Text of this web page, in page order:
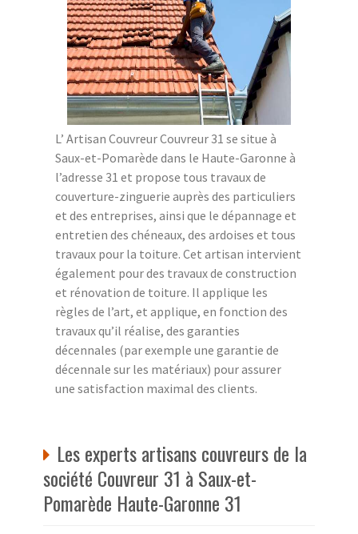
L’ Artisan Couvreur Couvreur 31 se situe à
Saux-et-Pomarède dans le Haute-Garonne à
l’adresse 31 et propose tous travaux de
couverture-zinguerie auprès des particuliers
et des entreprises, ainsi que le dépannage et
entretien des chéneaux, des ardoises et tous
travaux pour la toiture. Cet artisan intervient
également pour des travaux de construction
et rénovation de toiture. Il applique les
règles de l’art, et applique, en fonction des
travaux qu’il réalise, des garanties
décennales (par exemple une garantie de
décennale sur les matériaux) pour assurer
une satisfaction maximal des clients.
Les experts artisans couvreurs de la
société Couvreur 31 à Saux-et-
Pomarède Haute-Garonne 31